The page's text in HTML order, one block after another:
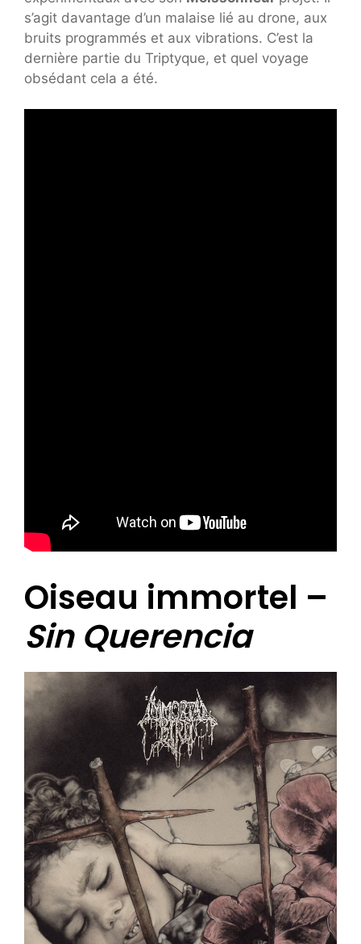
s’agit davantage d’un malaise lié au drone, aux
bruits programmés et aux vibrations. C’est la
dernière partie du Triptyque, et quel voyage
obsédant cela a été.
Oiseau immortel –
Sin Querencia